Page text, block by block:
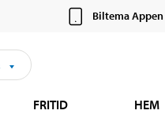
Biltema Appen
FRITID HEM